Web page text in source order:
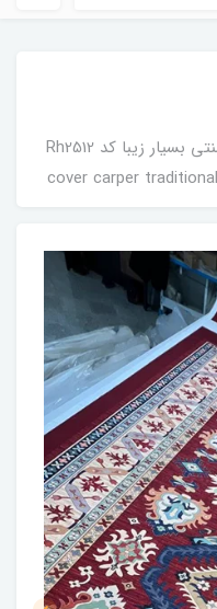
کاور فرش و روفرشی کشدار‌ طرح سنتی بسیار زیبا کد Rh2512